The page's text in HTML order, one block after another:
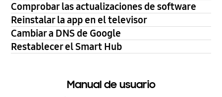
Comprobar las actualizaciones de software
Reinstalar la app en el televisor
Cambiar a DNS de Google
Restablecer el Smart Hub
Manual de usuario